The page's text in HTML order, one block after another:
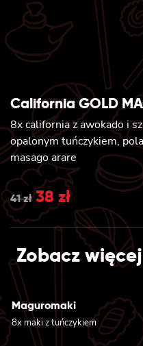
California GOLD
8x california z awokado i
opalonym tuńczykiem,
masago arare
41zł Original
price
was:
38 złCurrent
price
is:
38 zł.
Zobacz więcej
Maguromaki
8x maki z tuńczykiem